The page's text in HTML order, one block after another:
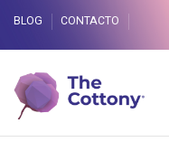
BLOG CONTACTO